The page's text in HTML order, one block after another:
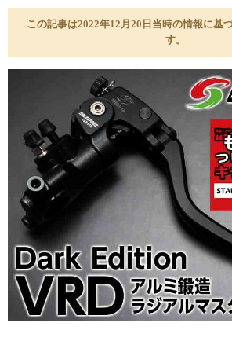
この記事は2022年12月20日当時の情報に基
す。